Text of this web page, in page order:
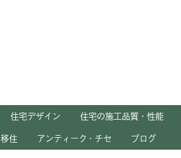
住宅デザイン
住宅の施工品質・性能
移住 アンティーク・チセ ブログ